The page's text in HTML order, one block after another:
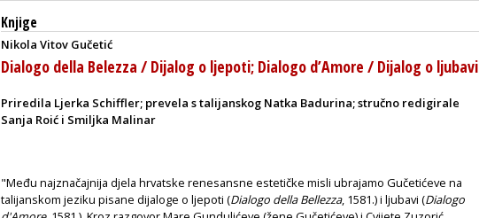
Knjige
Nikola Vitov Gučetić
Dialogo della Belezza / Dijalog o ljepoti; Dialogo d’Amore / Dijalog o ljubavi
Priredila Ljerka Schiffler; prevela s talijanskog Natka Badurina; stručno redigirale
Sanja Roić i Smiljka Malinar
"Među najznačajnija djela hrvatske renesansne estetičke misli ubrajamo Gučetićeve na
talijanskom jeziku pisane dijaloge o ljepoti (Dialogo della Bellezza, 1581.) i ljubavi (Dialogo